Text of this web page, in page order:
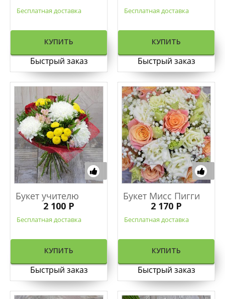
Бесплатная доставка
КУПИТЬ
Быстрый заказ
Бесплатная доставка
КУПИТЬ
Быстрый заказ
Букет учителю
2 100 Р
Бесплатная доставка
КУПИТЬ
Быстрый заказ
Букет Мисс Пигги
2 170 Р
Бесплатная доставка
КУПИТЬ
Быстрый заказ